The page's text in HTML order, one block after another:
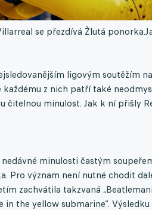
se přezdívá Žlutá ponorka.
ligovým soutěžím
z nich patří také
čitelnou minulost. Jak k ní přišly
minulosti častým
Pro význam není nutné chodit
zachvátila takzvaná
in the yellow submarine“.